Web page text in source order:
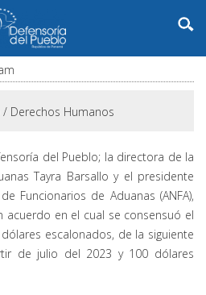
/ Derechos Humanos
del Pueblo; la directora de la
Tayra Barsallo y el presidente
Funcionarios de Aduanas (ANFA),
acuerdo en el cual se consensuó el
escalonados, de la siguiente
de julio del 2023 y 100 dólares